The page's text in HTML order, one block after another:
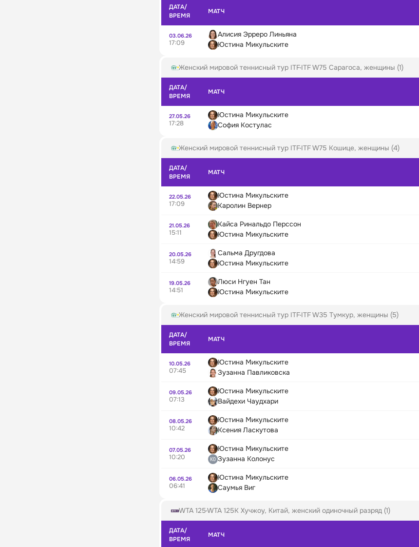
ДАТА/
ВРЕМЯ
МАТЧ
03.06.26
17:09
Алисия Эрреро Линьяна
Юстина Микульските
Женский мировой теннисный тур ITFITF W75 Сарагоса, женщины (1)
ДАТА/
ВРЕМЯ
МАТЧ
27.05.26
17:28
Юстина Микульските
София Костулас
Женский мировой теннисный тур ITFITF W75 Кошице, женщины (4)
ДАТА/
ВРЕМЯ
МАТЧ
22.05.26
17:09
Юстина Микульските
Каролин Вернер
21.05.26
15:11
Кайса Ринальдо Перссон
Юстина Микульските
20.05.26
14:59
Сальма Другдова
Юстина Микульските
19.05.26
14:51
Люси Нгуен Тан
Юстина Микульските
Женский мировой теннисный тур ITFITF W35 Тумкур, женщины (5)
ДАТА/
ВРЕМЯ
МАТЧ
10.05.26
07:45
Юстина Микульските
Зузанна Павликовска
09.05.26
07:13
Юстина Микульските
Вайдехи Чаудхари
08.05.26
10:42
Юстина Микульските
Ксения Ласкутова
07.05.26
10:20
Юстина Микульските
Зузанна Колонус
06.05.26
06:41
Юстина Микульските
Саумья Виг
WTA 125WTA 125К Хучжоу, Китай, женский одиночный разряд (1)
ДАТА/
ВРЕМЯ
МАТЧ